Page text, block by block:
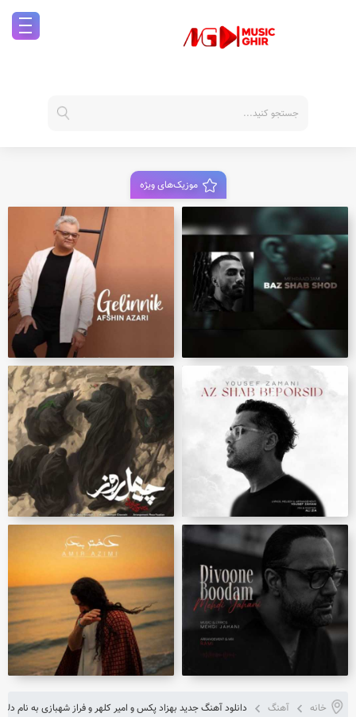
موزیک‌های ویژه
خانه آهنگ دانلود آهنگ جدید بهزاد پکس و امیر کلهر و فراز شهبازی به نام دلار